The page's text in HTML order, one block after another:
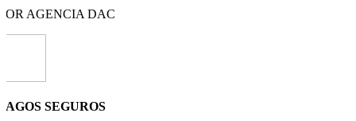
AGENCIA DAC
SEGUROS